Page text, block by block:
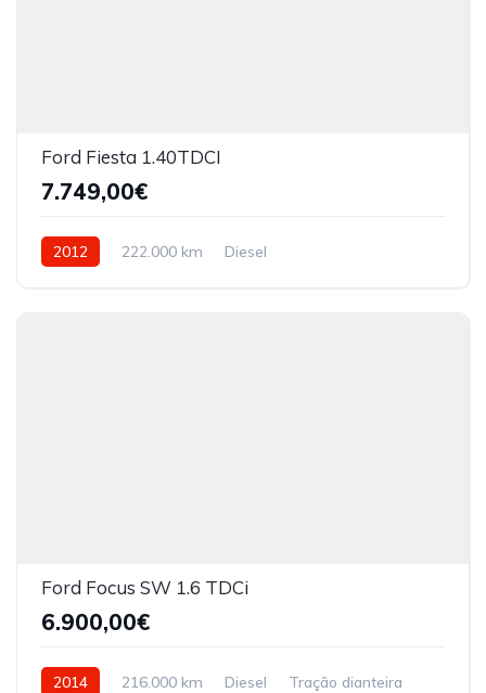
Ford Fiesta 1.40TDCI
7.749,00€
2012 222.000 km Diesel
Ford Focus SW 1.6 TDCi
6.900,00€
2014 216.000 km Diesel Tração dianteira